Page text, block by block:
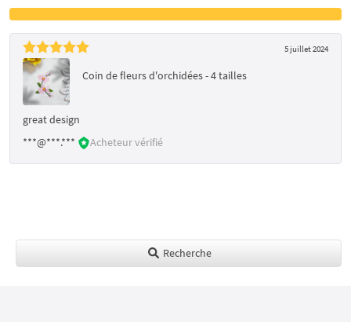
5 juillet 2024
Coin de fleurs d'orchidées - 4 tailles
great design
***@***.***
Acheteur vérifié
Recherche